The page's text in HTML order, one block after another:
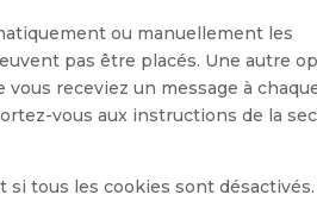
ou manuellement les
pas être placés. Une autre
receviez un message à
vous aux instructions de la
tous les cookies sont désactivés.